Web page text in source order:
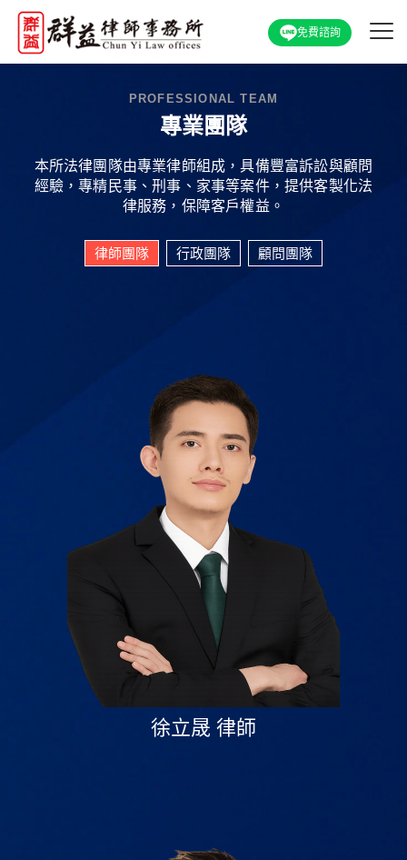
免費諮詢
PROFESSIONAL TEAM
專業團隊
本所法律團隊由專業律師組成，具備豐富訴訟與顧問
經驗，專精民事、刑事、家事等案件，提供客製化法
律服務，保障客戶權益。
律師團隊 行政團隊 顧問團隊
徐立晟 律師